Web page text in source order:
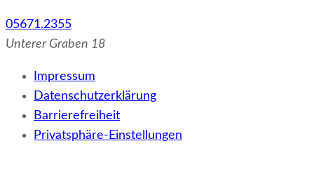
05671.2355
Unterer Graben 18
Impressum
Datenschutzerklärung
Barrierefreiheit
Privatsphäre-Einstellungen